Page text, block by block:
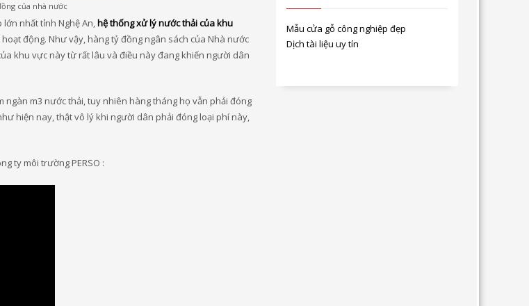
của nhà nước
lớn nhất tỉnh Nghệ An,hệ thống xử lý nước thải của khu
động. Như vậy, hàng tỷ đồng ngân sách của Nhà nước
khu vực này từ rất lâu và điều này đang khiến người dân
m3 nước thải, tuy nhiên hàng tháng họ vẫn phải đóng
hiện nay, thật vô lý khi người dân phải đóng loại phí này,
ty môi trường PERSO :
Mẫu cửa gỗ công nghiệp đẹp
Dịch tài liệu uy tín